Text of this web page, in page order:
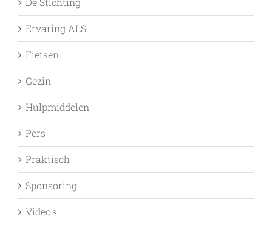
Ervaring ALS
Fietsen
Gezin
Hulpmiddelen
Pers
Praktisch
Sponsoring
Video's